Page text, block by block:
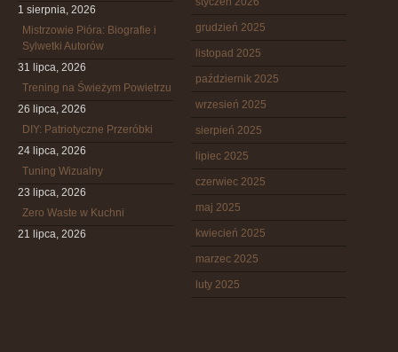
1 sierpnia, 2026
Mistrzowie Pióra: Biografie i
Sylwetki Autorów
31 lipca, 2026
Trening na Świeżym Powietrzu
26 lipca, 2026
DIY: Patriotyczne Przeróbki
24 lipca, 2026
Tuning Wizualny
23 lipca, 2026
Zero Waste w Kuchni
21 lipca, 2026
grudzień 2025
listopad 2025
październik 2025
wrzesień 2025
sierpień 2025
lipiec 2025
czerwiec 2025
maj 2025
kwiecień 2025
marzec 2025
luty 2025